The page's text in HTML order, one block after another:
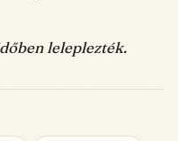
leleplezték.